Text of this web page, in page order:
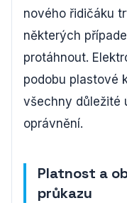
nového řidičáku
některých
protáhnout.
podobu plastové
všechny důležité
oprávnění.
Platnost a
průkazu